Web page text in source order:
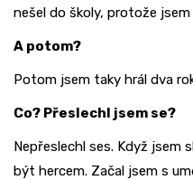
nešel do školy, protože
A potom?
Potom jsem taky hrál dva
Co? Přeslechl jsem se?
Nepřeslechl ses. Když jsem
být hercem. Začal jsem s